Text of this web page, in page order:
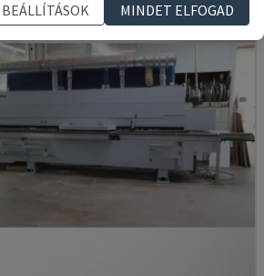
MINDET ELFOGAD